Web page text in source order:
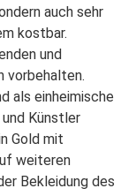
auch sehr
kostbar.
und
vorbehalten.
als einheimische
Künstler
Gold mit
weiteren
Bekleidung des